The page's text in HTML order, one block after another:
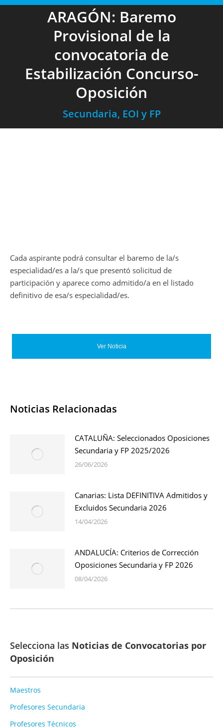
ARAGÓN: Baremo
Provisional de la
convocatoria de
Estabilización Concurso-
Oposición
Secundaria, EOI y FP
Cada aspirante podrá consultar el baremo de la/s
especialidad/es a la/s que presentó solicitud de
participación y aparece como admitido/a en el listado
definitivo de esa/s especialidad/es.
Ver Noticia
Noticias Relacionadas
CATALUÑA: Seleccionados Oposiciones
Secundaria y FP 2025/2026
26/06/2026
Canarias: Lista DEFINITIVA Admitidos y
Excluidos Secundaria 2026
14/04/2026
ANDALUCÍA: Criterios de Corrección
Oposiciones Secundaria y FP 2026
08/04/2026
Selecciona las Noticias de Convocatorias por
Oposición
Maestros
Profesores Secundaria
Profesores Técnicos